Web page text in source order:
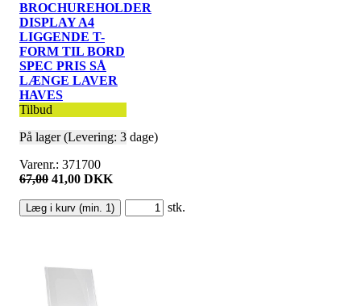
BROCHUREHOLDER
DISPLAY A4
LIGGENDE T-
FORM TIL BORD
SPEC PRIS SÅ
LÆNGE LAVER
HAVES
Tilbud
På lager (Levering: 3 dage)
Varenr.: 371700
67,00 41,00 DKK
stk.